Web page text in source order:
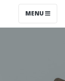
MENU